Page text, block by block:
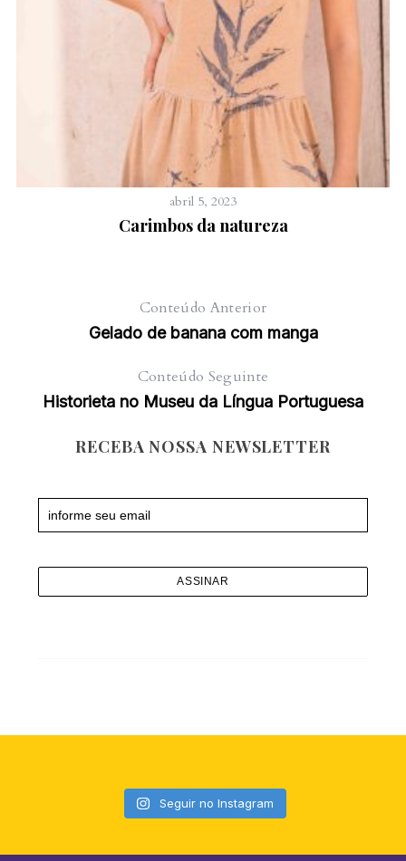
abril 5, 2023
Carimbos da natureza
Conteúdo Anterior
Gelado de banana com manga
Conteúdo Seguinte
Historieta no Museu da Língua Portuguesa
RECEBA NOSSA NEWSLETTER
Seguir no Instagram